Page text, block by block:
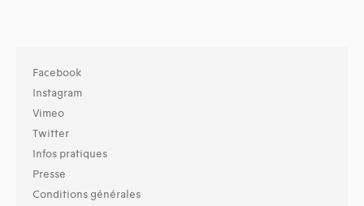
Facebook
Instagram
Vimeo
Twitter
Infos pratiques
Presse
Conditions générales